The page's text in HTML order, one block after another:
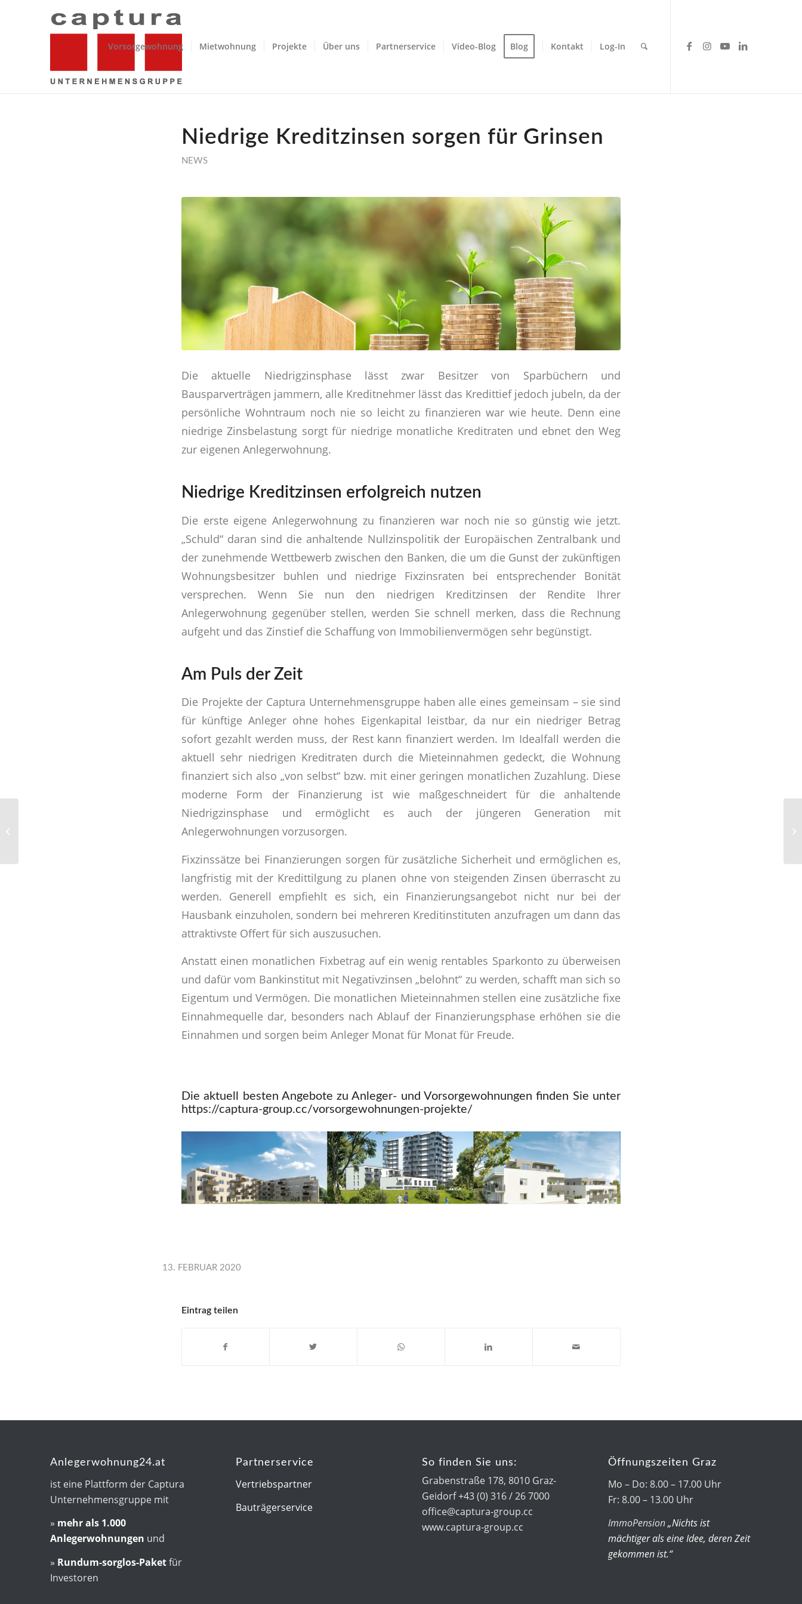
Vorsorgewohnung Mietwohnung Projekte Über uns Partnerservice Video-Blog Blog Kontakt Log-In
Niedrige Kreditzinsen sorgen für Grinsen
NEWS
Die aktuelle Niedrigzinsphase lässt zwar Besitzer von Sparbüchern und
Bausparverträgen jammern, alle Kreditnehmer lässt das Kredittief jedoch jubeln, da der
persönliche Wohntraum noch nie so leicht zu finanzieren war wie heute. Denn eine
niedrige Zinsbelastung sorgt für niedrige monatliche Kreditraten und ebnet den Weg
zur eigenen Anlegerwohnung.
Niedrige Kreditzinsen erfolgreich nutzen
Die erste eigene Anlegerwohnung zu finanzieren war noch nie so günstig wie jetzt.
„Schuld“ daran sind die anhaltende Nullzinspolitik der Europäischen Zentralbank und
der zunehmende Wettbewerb zwischen den Banken, die um die Gunst der zukünftigen
Wohnungsbesitzer buhlen und niedrige Fixzinsraten bei entsprechender Bonität
versprechen. Wenn Sie nun den niedrigen Kreditzinsen der Rendite Ihrer
Anlegerwohnung gegenüber stellen, werden Sie schnell merken, dass die Rechnung
aufgeht und das Zinstief die Schaffung von Immobilienvermögen sehr begünstigt.
Am Puls der Zeit
Die Projekte der Captura Unternehmensgruppe haben alle eines gemeinsam – sie sind
für künftige Anleger ohne hohes Eigenkapital leistbar, da nur ein niedriger Betrag
sofort gezahlt werden muss, der Rest kann finanziert werden. Im Idealfall werden die
aktuell sehr niedrigen Kreditraten durch die Mieteinnahmen gedeckt, die Wohnung
finanziert sich also „von selbst“ bzw. mit einer geringen monatlichen Zuzahlung. Diese
moderne Form der Finanzierung ist wie maßgeschneidert für die anhaltende
Niedrigzinsphase und ermöglicht es auch der jüngeren Generation mit
Anlegerwohnungen vorzusorgen.
Fixzinssätze bei Finanzierungen sorgen für zusätzliche Sicherheit und ermöglichen es,
langfristig mit der Kredittilgung zu planen ohne von steigenden Zinsen überrascht zu
werden. Generell empfiehlt es sich, ein Finanzierungsangebot nicht nur bei der
Hausbank einzuholen, sondern bei mehreren Kreditinstituten anzufragen um dann das
attraktivste Offert für sich auszusuchen.
Anstatt einen monatlichen Fixbetrag auf ein wenig rentables Sparkonto zu überweisen
und dafür vom Bankinstitut mit Negativzinsen „belohnt“ zu werden, schafft man sich so
Eigentum und Vermögen. Die monatlichen Mieteinnahmen stellen eine zusätzliche fixe
Einnahmequelle dar, besonders nach Ablauf der Finanzierungsphase erhöhen sie die
Einnahmen und sorgen beim Anleger Monat für Monat für Freude.
Die aktuell besten Angebote zu Anleger- und Vorsorgewohnungen finden Sie unter
https://captura-group.cc/vorsorgewohnungen-projekte/
13. FEBRUAR 2020
Eintrag teilen
Anlegerwohnung24.at
ist eine Plattform der Captura
Unternehmensgruppe mit
» mehr als 1.000
Anlegerwohnungen und
» Rundum-sorglos-Paketfür
Investoren
Partnerservice
Vertriebspartner
Bauträgerservice
So finden Sie uns:
Grabenstraße 178, 8010 Graz-
Geidorf +43 (0) 316 / 26 7000
office@captura-group.cc
www.captura-group.cc
Öffnungszeiten Graz
Mo – Do: 8.00 – 17.00 Uhr
Fr: 8.00 – 13.00 Uhr
ImmoPension„Nichts ist
mächtiger als eine Idee, deren Zeit
gekommen ist.“